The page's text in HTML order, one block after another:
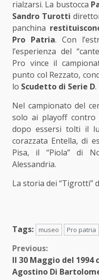
rialzarsi. La bustocca
Sandro Turotti
panchina
Pro Patria. Con
l’esperienza del
Pro vince il
punto col Rezzato,
lo Scudetto di Serie D.
Nel campionato del
solo ai playoff contro
dopo essersi tolti il
corazzata Entella, di
Pisa, il “Piola” di
Alessandria.
La storia dei “Tigrotti”
Tags: museo Pro patria
Continue
Reading
Previous:
Il 30 Maggio del
Agostino Di